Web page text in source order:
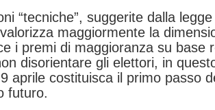
“tecniche”, suggerite dalla
maggiormente la
i premi di maggioranza su base
disorientare gli elettori, in
aprile costituisca il primo passo
futuro.